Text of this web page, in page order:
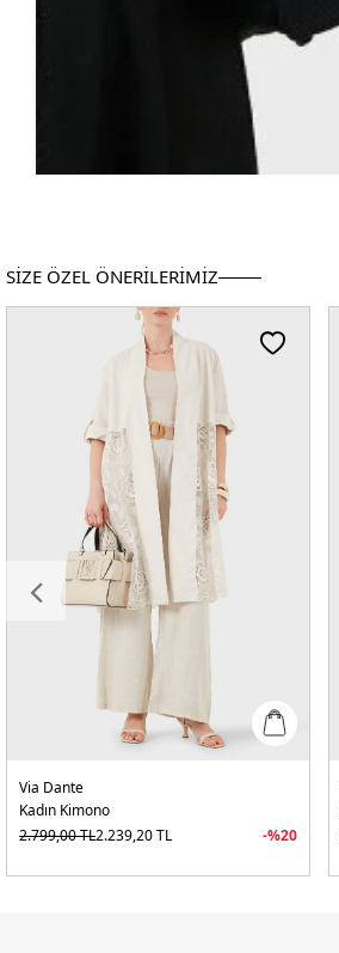
SİZE ÖZEL ÖNERİLERİMİZ
Via Dante
Kadın Kimono
2.799,00TL2.239,20TL -%20